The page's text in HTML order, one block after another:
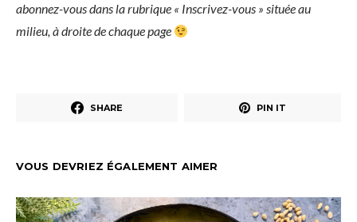
abonnez-vous dans la rubrique « Inscrivez-vous » située au
milieu, à droite de chaque page
SHARE PIN IT
VOUS DEVRIEZ ÉGALEMENT AIMER